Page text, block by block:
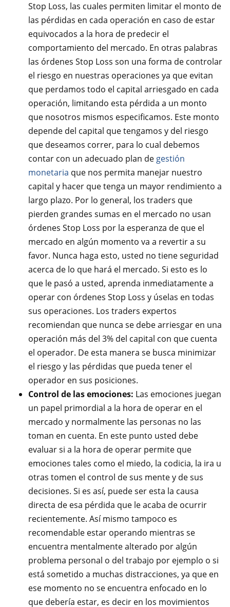
Stop Loss, las cuales permiten limitar el monto de
las pérdidas en cada operación en caso de estar
equivocados a la hora de predecir el
comportamiento del mercado. En otras palabras
las órdenes Stop Loss son una forma de controlar
el riesgo en nuestras operaciones ya que evitan
que perdamos todo el capital arriesgado en cada
operación, limitando esta pérdida a un monto
que nosotros mismos especificamos. Este monto
depende del capital que tengamos y del riesgo
que deseamos correr, para lo cual debemos
contar con un adecuado plan de gestión
monetaria que nos permita manejar nuestro
capital y hacer que tenga un mayor rendimiento a
largo plazo. Por lo general, los traders que
pierden grandes sumas en el mercado no usan
órdenes Stop Loss por la esperanza de que el
mercado en algún momento va a revertir a su
favor. Nunca haga esto, usted no tiene seguridad
acerca de lo que hará el mercado. Si esto es lo
que le pasó a usted, aprenda inmediatamente a
operar con órdenes Stop Loss y úselas en todas
sus operaciones. Los traders expertos
recomiendan que nunca se debe arriesgar en una
operación más del 3% del capital con que cuenta
el operador. De esta manera se busca minimizar
el riesgo y las pérdidas que pueda tener el
operador en sus posiciones.
Control de las emociones: Las emociones juegan
un papel primordial a la hora de operar en el
mercado y normalmente las personas no las
toman en cuenta. En este punto usted debe
evaluar si a la hora de operar permite que
emociones tales como el miedo, la codicia, la ira u
otras tomen el control de sus mente y de sus
decisiones. Si es así, puede ser esta la causa
directa de esa pérdida que le acaba de ocurrir
recientemente. Así mismo tampoco es
recomendable estar operando mientras se
encuentra mentalmente alterado por algún
problema personal o del trabajo por ejemplo o si
está sometido a muchas distracciones, ya que en
ese momento no se encuentra enfocado en lo
que debería estar, es decir en los movimientos